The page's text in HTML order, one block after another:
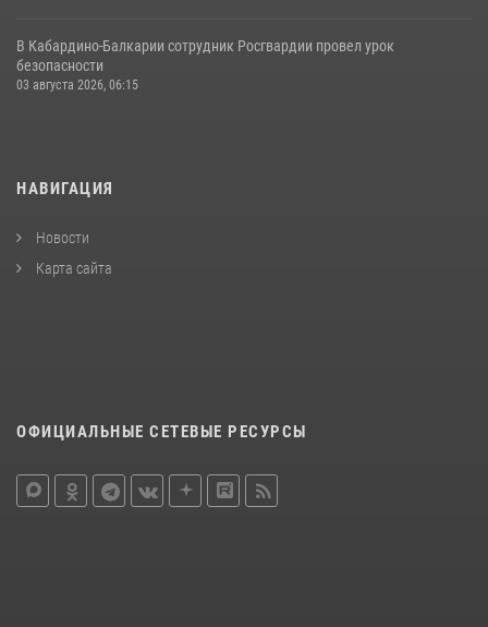
В Кабардино‑Балкарии сотрудник Росгвардии провел урок
безопасности
03 августа 2026, 06:15
НАВИГАЦИЯ
Новости
Карта сайта
ОФИЦИАЛЬНЫЕ СЕТЕВЫЕ РЕСУРСЫ